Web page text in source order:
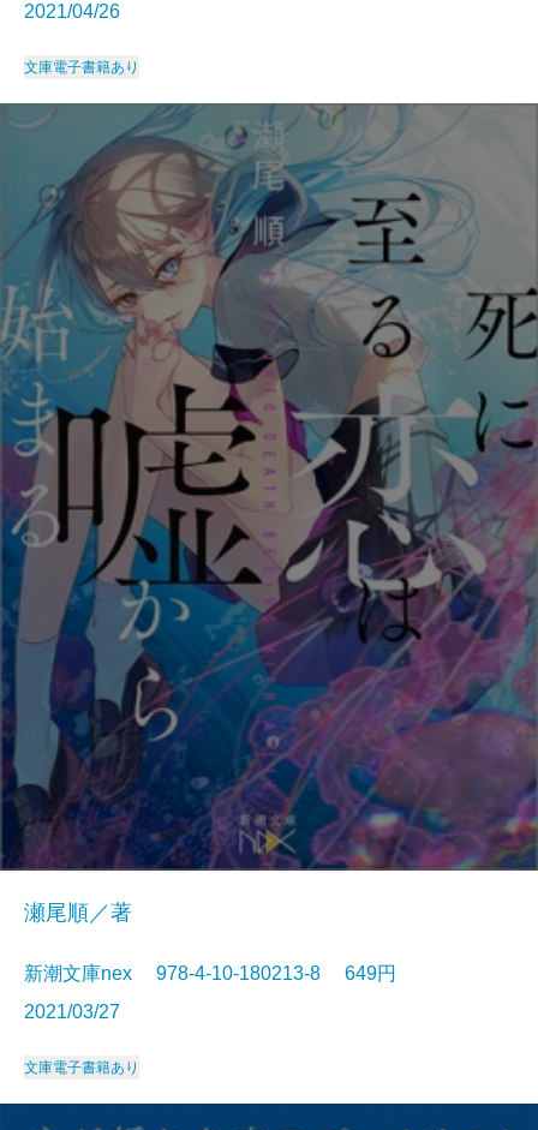
2021/04/26
文庫電子書籍あり
瀬尾順／著
新潮文庫nex 978-4-10-180213-8 649円
2021/03/27
文庫電子書籍あり